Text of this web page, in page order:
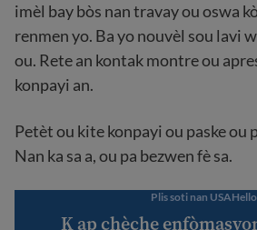
imèl bay bòs nan travay ou oswa
renmen yo. Ba yo nouvèl sou lavi
ou. Rete an kontak montre ou
konpayi an.
Petèt ou kite konpayi ou paske ou
Nan ka sa a, ou pa bezwen fè sa.
Plis soti nan USAHello
K ap chèche